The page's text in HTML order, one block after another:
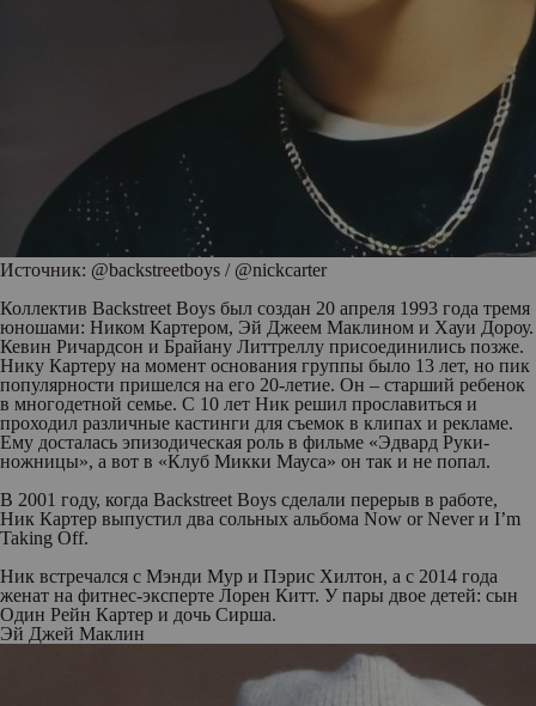
Источник: @backstreetboys / @nickcarter
Коллектив Backstreet Boys был создан 20 апреля 1993 года тремя
юношами: Ником Картером, Эй Джеем Маклином и Хауи Дороу.
Кевин Ричардсон и Брайану Литтреллу присоединились позже.
Нику Картеру на момент основания группы было 13 лет, но пик
популярности пришелся на его 20-летие. Он – старший ребенок
в многодетной семье. С 10 лет Ник решил прославиться и
проходил различные кастинги для съемок в клипах и рекламе.
Ему досталась эпизодическая роль в фильме «Эдвард Руки-
ножницы», а вот в «Клуб Микки Мауса» он так и не попал.
В 2001 году, когда Backstreet Boys сделали перерыв в работе,
Ник Картер выпустил два сольных альбома Now or Never и I’m
Taking Off.
Ник встречался с Мэнди Мур и Пэрис Хилтон, а с 2014 года
женат на фитнес-эксперте Лорен Китт. У пары двое детей: сын
Один Рейн Картер и дочь Сирша.
Эй Джей Маклин